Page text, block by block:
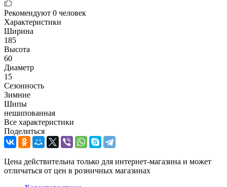
Рекомендуют 0 человек
Характеристики
Ширина
185
Высота
60
Диаметр
15
Сезонность
Зимние
Шипы
нешипованная
Все характеристики
Поделиться
Цена действительна только для интернет-магазина и может
отличаться от цен в розничных магазинах